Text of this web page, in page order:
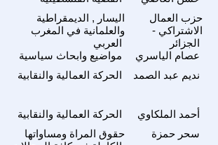
اليسار , الديمقراطية
والعلمانية في المغرب
العربي
حزب العمال
الاشتراكي -
الجزائر
مواضيع وابحاث سياسية عصام الياسري
الحركة العمالية والنقابية
نديم عبد الصمد
الحركة العمالية والنقابية أحمد الملكاوي
حقوق المراة ومساواتها
سحر حمزة